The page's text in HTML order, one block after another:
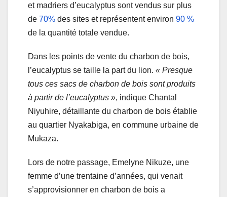
et madriers d’eucalyptus sont vendus sur plus
de 70% des sites et représentent environ 90 %
de la quantité totale vendue.
Dans les points de vente du charbon de bois,
l’eucalyptus se taille la part du lion. « Presque
tous ces sacs de charbon de bois sont produits
à partir de l’eucalyptus », indique Chantal
Niyuhire, détaillante du charbon de bois établie
au quartier Nyakabiga, en commune urbaine de
Mukaza.
Lors de notre passage, Emelyne Nikuze, une
femme d’une trentaine d’années, qui venait
s’approvisionner en charbon de bois a